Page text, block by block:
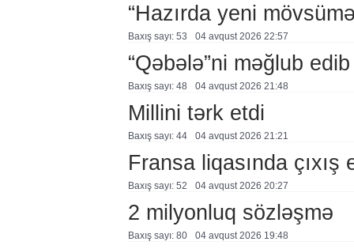
“Hazırda yeni
Baxış sayı: 53 04 avqust 2026 22:57
“Qəbələ”ni məğlub edib
Baxış sayı: 48 04 avqust 2026 21:48
Millini tərk etdi
Baxış sayı: 44 04 avqust 2026 21:21
Fransa liqasında çıxış
Baxış sayı: 52 04 avqust 2026 20:27
2 milyonluq sözləşmə
Baxış sayı: 80 04 avqust 2026 19:48